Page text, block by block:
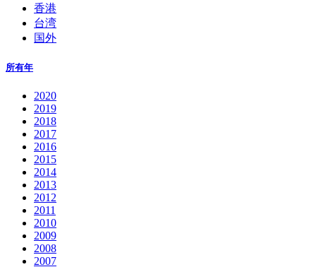
香港
台湾
国外
所有年
2020
2019
2018
2017
2016
2015
2014
2013
2012
2011
2010
2009
2008
2007